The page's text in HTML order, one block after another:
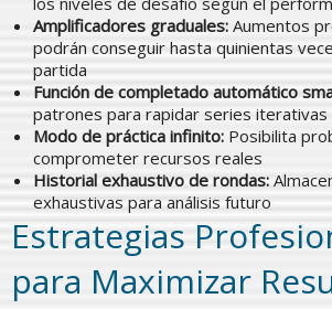
Amplificadores graduales: Aumentos
podrán conseguir hasta quinientas
partida
Función de completado automático
patrones para rapidar series iterativas
Modo de práctica infinito: Posibilita
comprometer recursos reales
Historial exhaustivo de rondas:
exhaustivas para análisis futuro
Estrategias
para Maximizar